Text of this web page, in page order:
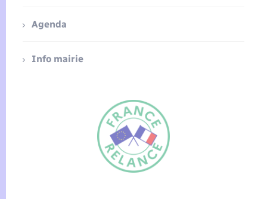
FR
Agenda
Info mairie